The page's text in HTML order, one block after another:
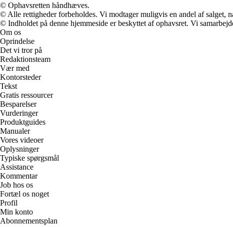
© Ophavsretten håndhæves.
© Alle rettigheder forbeholdes. Vi modtager muligvis en andel af salget,
© Indholdet på denne hjemmeside er beskyttet af ophavsret. Vi
Om os
Oprindelse
Det vi tror på
Redaktionsteam
Vær med
Kontorsteder
Tekst
Gratis ressourcer
Besparelser
Vurderinger
Produktguides
Manualer
Vores videoer
Oplysninger
Typiske spørgsmål
Assistance
Kommentar
Job hos os
Fortæl os noget
Profil
Min konto
Abonnementsplan